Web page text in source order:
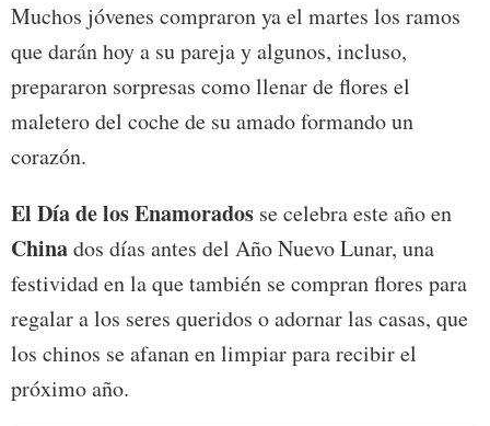
Muchos jóvenes compraron ya el martes los ramos
que darán hoy a su pareja y algunos, incluso,
prepararon sorpresas como llenar de flores el
maletero del coche de su amado formando un
corazón.
El Día de los Enamorados se celebra este año en
Chinados días antes del Año Nuevo Lunar, una
festividad en la que también se compran flores para
regalar a los seres queridos o adornar las casas, que
los chinos se afanan en limpiar para recibir el
próximo año.